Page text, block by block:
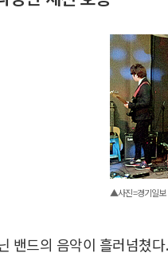
▲사진=경기일보
밴드의 음악이 흘러넘쳤